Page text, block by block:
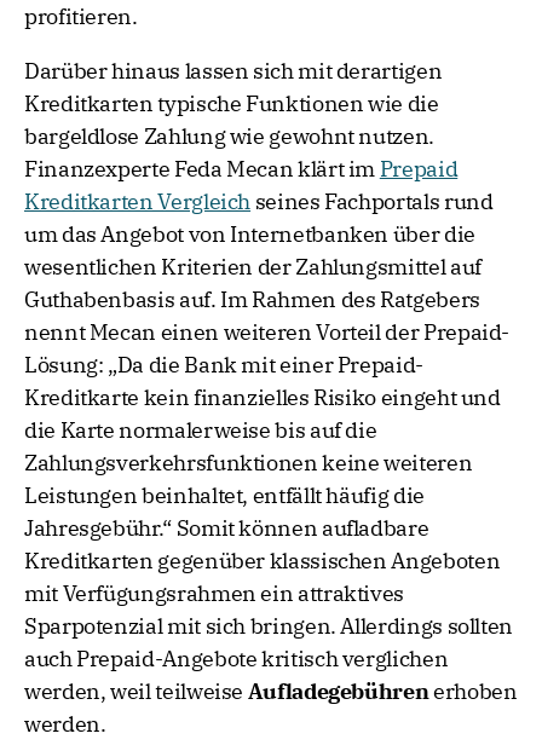
profitieren.
Darüber hinaus lassen sich mit derartigen
Kreditkarten typische Funktionen wie die
bargeldlose Zahlung wie gewohnt nutzen.
Finanzexperte Feda Mecan klärt im Prepaid
Kreditkarten Vergleich seines Fachportals rund
um das Angebot von Internetbanken über die
wesentlichen Kriterien der Zahlungsmittel auf
Guthabenbasis auf. Im Rahmen des Ratgebers
nennt Mecan einen weiteren Vorteil der Prepaid-
Lösung: „Da die Bank mit einer Prepaid-
Kreditkarte kein finanzielles Risiko eingeht und
die Karte normalerweise bis auf die
Zahlungsverkehrsfunktionen keine weiteren
Leistungen beinhaltet, entfällt häufig die
Jahresgebühr.“ Somit können aufladbare
Kreditkarten gegenüber klassischen Angeboten
mit Verfügungsrahmen ein attraktives
Sparpotenzial mit sich bringen. Allerdings sollten
auch Prepaid-Angebote kritisch verglichen
werden, weil teilweise Aufladegebührenerhoben
werden.